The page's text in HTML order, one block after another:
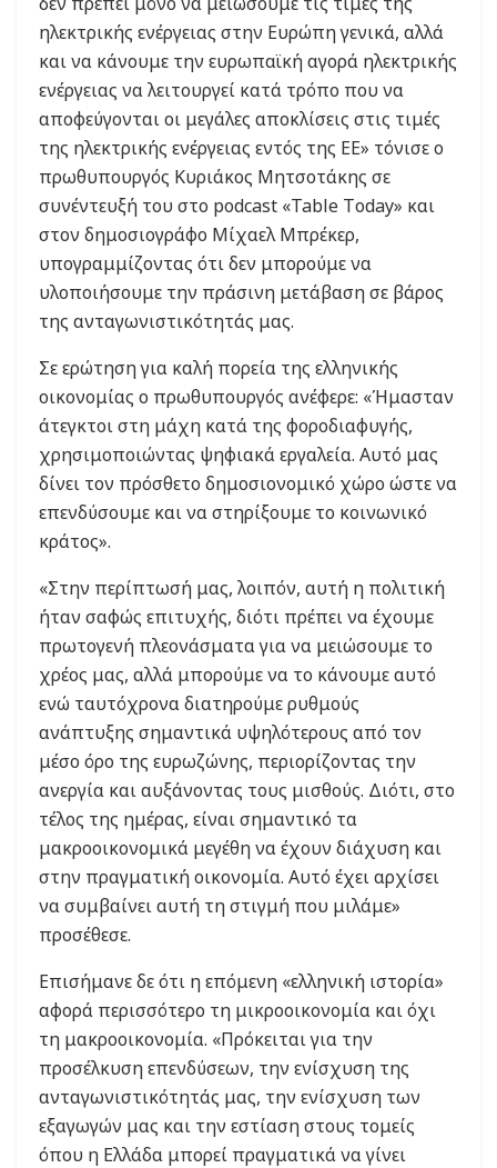
ηλεκτρικής ενέργειας στην Ευρώπη γενικά, αλλά
και να κάνουμε την ευρωπαϊκή αγορά ηλεκτρικής
ενέργειας να λειτουργεί κατά τρόπο που να
αποφεύγονται οι μεγάλες αποκλίσεις στις τιμές
της ηλεκτρικής ενέργειας εντός της ΕΕ» τόνισε ο
πρωθυπουργός Κυριάκος Μητσοτάκης σε
συνέντευξή του στο podcast «Table Τoday» και
στον δημοσιογράφο Μίχαελ Μπρέκερ,
υπογραμμίζοντας ότι δεν μπορούμε να
υλοποιήσουμε την πράσινη μετάβαση σε βάρος
της ανταγωνιστικότητάς μας.
Σε ερώτηση για καλή πορεία της ελληνικής
οικονομίας ο πρωθυπουργός ανέφερε: «Ήμασταν
άτεγκτοι στη μάχη κατά της φοροδιαφυγής,
χρησιμοποιώντας ψηφιακά εργαλεία. Αυτό μας
δίνει τον πρόσθετο δημοσιονομικό χώρο ώστε να
επενδύσουμε και να στηρίξουμε το κοινωνικό
κράτος».
«Στην περίπτωσή μας, λοιπόν, αυτή η πολιτική
ήταν σαφώς επιτυχής, διότι πρέπει να έχουμε
πρωτογενή πλεονάσματα για να μειώσουμε το
χρέος μας, αλλά μπορούμε να το κάνουμε αυτό
ενώ ταυτόχρονα διατηρούμε ρυθμούς
ανάπτυξης σημαντικά υψηλότερους από τον
μέσο όρο της ευρωζώνης, περιορίζοντας την
ανεργία και αυξάνοντας τους μισθούς. Διότι, στο
τέλος της ημέρας, είναι σημαντικό τα
μακροοικονομικά μεγέθη να έχουν διάχυση και
στην πραγματική οικονομία. Αυτό έχει αρχίσει
να συμβαίνει αυτή τη στιγμή που μιλάμε»
προσέθεσε.
Επισήμανε δε ότι η επόμενη «ελληνική ιστορία»
αφορά περισσότερο τη μικροοικονομία και όχι
τη μακροοικονομία. «Πρόκειται για την
προσέλκυση επενδύσεων, την ενίσχυση της
ανταγωνιστικότητάς μας, την ενίσχυση των
εξαγωγών μας και την εστίαση στους τομείς
όπου η Ελλάδα μπορεί πραγματικά να γίνει